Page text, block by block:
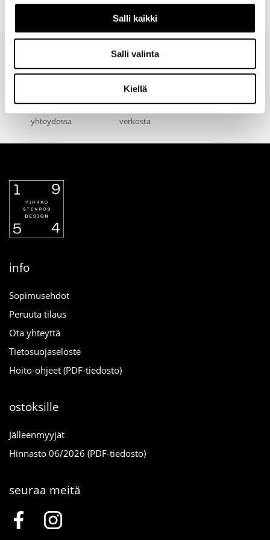
Salli kaikki
Salli valinta
Kiellä
Ladattavat materiaalit
tilauksen
yhteydessä
30 päivän
palautusoikeus
verkosta
maksutapa
info
Sopimusehdot
Peruuta tilaus
Ota yhteyttä
Tietosuojaseloste
Hoito-ohjeet (PDF-tiedosto)
ostoksille
Jälleenmyyjät
Hinnasto 06/2026 (PDF-tiedosto)
seuraa meitä